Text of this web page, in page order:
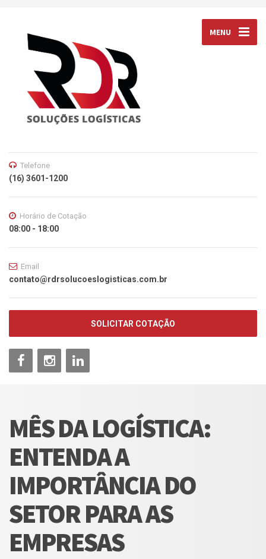
MENU
Telefone
(16) 3601-1200
Horário de Cotação
08:00 - 18:00
Email
contato@rdrsolucoeslogisticas.com.br
SOLICITAR COTAÇÃO
MÊS DA LOGÍSTICA:
ENTENDA A
IMPORTÂNCIA DO
SETOR PARA AS
EMPRESAS